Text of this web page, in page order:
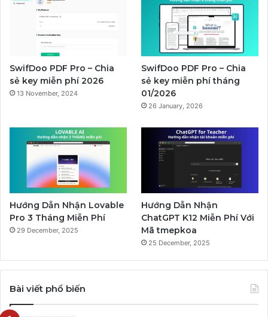
SwifDoo PDF Pro – Chia
sẻ key miễn phí 2026
13 November, 2024
SwifDoo PDF Pro – Chia
sẻ key miễn phí tháng
01/2026
26 January, 2026
Hướng Dẫn Nhận Lovable
Pro 3 Tháng Miễn Phí
29 December, 2025
Hướng Dẫn Nhận
ChatGPT K12 Miễn Phí Với
Mã tmepkoa
25 December, 2025
Bài viết phổ biến